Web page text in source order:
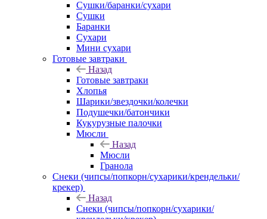
Сушки/баранки/сухари
Сушки
Баранки
Сухари
Мини сухари
Готовые завтраки
Назад
Готовые завтраки
Хлопья
Шарики/звездочки/колечки
Подушечки/батончики
Кукурузные палочки
Мюсли
Назад
Мюсли
Гранола
Снеки (чипсы/попкорн/сухарики/крендельки/
крекер)
Назад
Снеки (чипсы/попкорн/сухарики/